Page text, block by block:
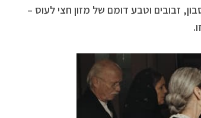
זבובים וטבע דומם של מזון חצי לעוס –